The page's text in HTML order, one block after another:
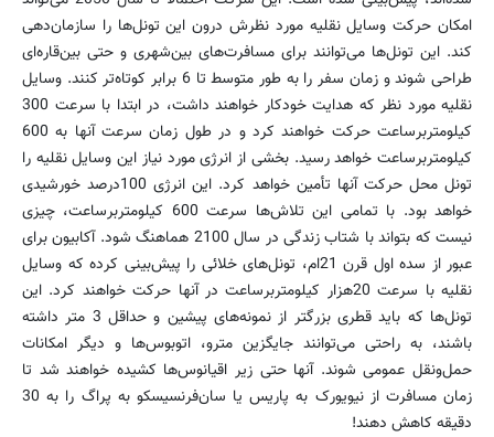
امکان حرکت وسایل نقلیه مورد نظرش درون این تونل‌‌ها را سازمان‌دهی
کند. این تونل‌ها می‌توانند برای مسافرت‌های بین‌شهری و حتی بین‌قاره‌ای
طراحی شوند و زمان سفر را به طور متوسط تا 6 برابر کوتاه‌تر کنند. وسایل
نقلیه مورد نظر که هدایت خودکار خواهند داشت، در ابتدا با سرعت 300
کیلومتربرساعت حرکت خواهند کرد و در طول زمان سرعت آنها به 600
کیلومتربرساعت خواهد رسید. بخشی از انرژی مورد نیاز این وسایل نقلیه را
تونل محل حرکت آنها تأمین خواهد کرد. این انرژی 100درصد خورشیدی
خواهد بود. با تمامی این تلاش‌ها سرعت 600 کیلومتربرساعت، چیزی
نیست که بتواند با شتاب زندگی در سال 2100 هماهنگ شود. آکابیون برای
عبور از سده اول قرن 21ام، تونل‌های خلائی را پیش‌بینی کرده که وسایل
نقلیه با سرعت 20هزار کیلومتربرساعت در آنها حرکت خواهند کرد. این
تونل‌ها که باید قطری بزرگتر از نمونه‌های پیشین و حداقل 3 متر داشته
باشند، به راحتی می‌توانند جایگزین مترو، اتوبوس‌ها و دیگر امکانات
حمل‌ونقل عمومی شوند. آنها حتی زیر اقیانوس‌ها کشیده خواهند شد تا
زمان مسافرت از نیویورک به پاریس یا سان‌فرنسیسکو به پراگ را به 30
دقیقه کاهش دهند!